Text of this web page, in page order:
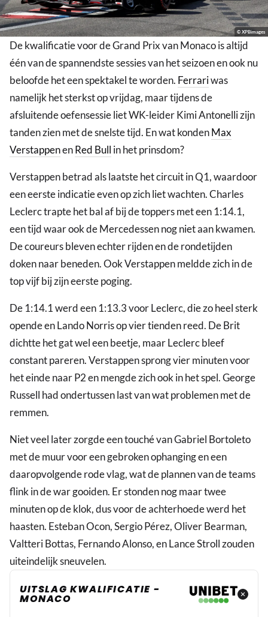
© XPBimages
De kwalificatie voor de Grand Prix van Monaco is altijd
één van de spannendste sessies van het seizoen en ook nu
beloofde het een spektakel te worden. Ferrariwas
namelijk het sterkst op vrijdag, maar tijdens de
afsluitende oefensessie liet WK-leider Kimi Antonelli zijn
tanden zien met de snelste tijd. En wat kondenMax
VerstappenenRed Bull in het prinsdom?
Verstappen betrad als laatste het circuit in Q1, waardoor
een eerste indicatie even op zich liet wachten. Charles
Leclerc trapte het bal af bij de toppers met een 1:14.1,
een tijd waar ook de Mercedessen nog niet aan kwamen.
De coureurs bleven echter rijden en de rondetijden
doken naar beneden. Ook Verstappen meldde zich in de
top vijf bij zijn eerste poging.
De 1:14.1 werd een 1:13.3 voor Leclerc, die zo heel sterk
opende en Lando Norris op vier tienden reed. De Brit
dichtte het gat wel een beetje, maar Leclerc bleef
constant pareren. Verstappen sprong vier minuten voor
het einde naar P2 en mengde zich ook in het spel. George
Russell had ondertussen last van wat problemen met de
remmen.
Niet veel later zorgde een touché van Gabriel Bortoleto
met de muur voor een gebroken ophanging en een
daaropvolgende rode vlag, wat de plannen van de teams
flink in de war gooiden. Er stonden nog maar twee
minuten op de klok, dus voor de achterhoede werd het
haasten. Esteban Ocon, Sergio Pérez, Oliver Bearman,
Valtteri Bottas, Fernando Alonso, en Lance Stroll zouden
uiteindelijk sneuvelen.
UITSLAG KWALIFICATIE -
MONACO